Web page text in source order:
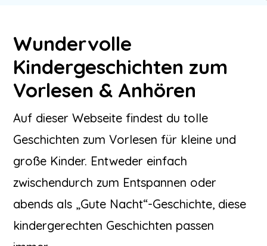
Wundervolle
Kindergeschichten zum
Vorlesen & Anhören
Auf dieser Webseite findest du tolle
Geschichten zum Vorlesen für kleine und
große Kinder. Entweder einfach
zwischendurch zum Entspannen oder
abends als „Gute Nacht“-Geschichte, diese
kindergerechten Geschichten passen